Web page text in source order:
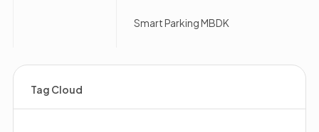
Smart Parking MBDK
Tag Cloud